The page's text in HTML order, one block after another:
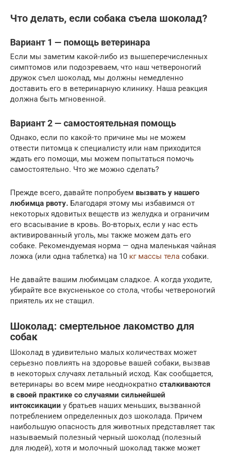
Что делать, если собака съела шоколад?
Вариант 1 — помощь ветеринара
Если мы заметим какой-либо из вышеперечисленных
симптомов или подозреваем, что наш четвероногий
дружок съел шоколад, мы должны немедленно
доставить его в ветеринарную клинику. Наша реакция
должна быть мгновенной.
Вариант 2 — самостоятельная помощь
Однако, если по какой-то причине мы не можем
отвести питомца к специалисту или нам приходится
ждать его помощи, мы можем попытаться помочь
самостоятельно. Что же можно сделать?
Прежде всего, давайте попробуем вызвать у нашего
любимца рвоту. Благодаря этому мы избавимся от
некоторых ядовитых веществ из желудка и ограничим
его всасывание в кровь. Во-вторых, если у нас есть
активированный уголь, мы также можем дать его
собаке. Рекомендуемая норма — одна маленькая чайная
ложка (или одна таблетка) на 10 кг массы тела собаки.
Не давайте вашим любимцам сладкое. А когда уходите,
убирайте все вкусненькое со стола, чтобы четвероногий
приятель их не стащил.
Шоколад: смертельное лакомство для
собак
Шоколад в удивительно малых количествах может
серьезно повлиять на здоровье вашей собаки, вызвав
в некоторых случаях летальный исход. Как сообщается,
ветеринары во всем мире неоднократно сталкиваются
в своей практике со случаями сильнейшей
интоксикации у братьев наших меньших, вызванной
потреблением определенных доз шоколада. Причем
наибольшую опасность для животных представляет так
называемый полезный черный шоколад (полезный
для людей), хотя и молочный шоколад также может